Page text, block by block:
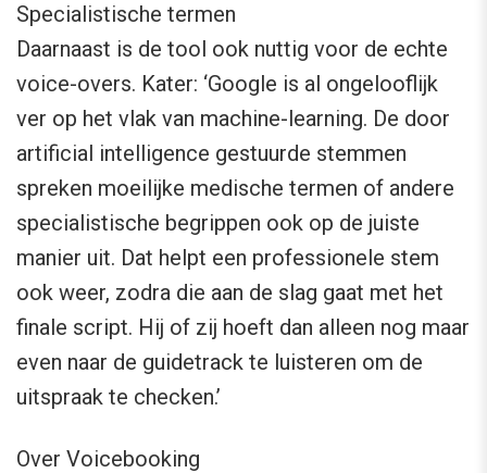
Specialistische termen
Daarnaast is de tool ook nuttig voor de echte
voice-overs. Kater: ‘Google is al ongelooflijk
ver op het vlak van machine-learning. De door
artificial intelligence gestuurde stemmen
spreken moeilijke medische termen of andere
specialistische begrippen ook op de juiste
manier uit. Dat helpt een professionele stem
ook weer, zodra die aan de slag gaat met het
finale script. Hij of zij hoeft dan alleen nog maar
even naar de guidetrack te luisteren om de
uitspraak te checken.’
Over Voicebooking